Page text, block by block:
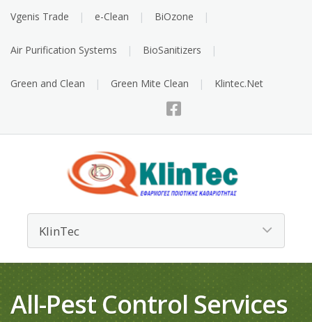
Vgenis Trade e-Clean BiOzone
Air Purification Systems BioSanitizers
Green and Clean Green Mite Clean Klintec.Net
All-Pest Control Services